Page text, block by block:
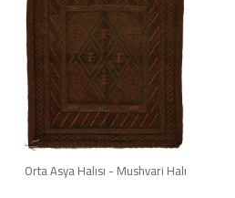
Orta Asya Halısı - Mushvari Halı